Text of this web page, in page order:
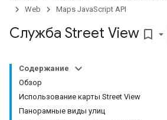
Web
Maps JavaScript API
Служба Street View bookmark_border
Содержание
Обзор
Использование карты Street View
Панорамные виды улиц